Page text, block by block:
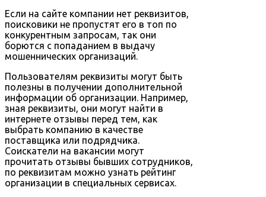
Если на сайте компании нет реквизитов,
поисковики не пропустят его в топ по
конкурентным запросам, так они
борются с попаданием в выдачу
мошеннических организаций.
Пользователям реквизиты могут быть
полезны в получении дополнительной
информации об организации. Например,
зная реквизиты, они могут найти в
интернете отзывы перед тем, как
выбрать компанию в качестве
поставщика или подрядчика.
Соискатели на вакансии могут
прочитать отзывы бывших сотрудников,
по реквизитам можно узнать рейтинг
организации в специальных сервисах.